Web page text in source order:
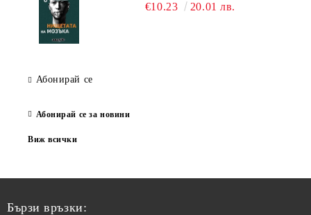
€10.23 20.01 лв.
Абонирай се
Абонирай се за новини
Виж всички
Бързи връзки: